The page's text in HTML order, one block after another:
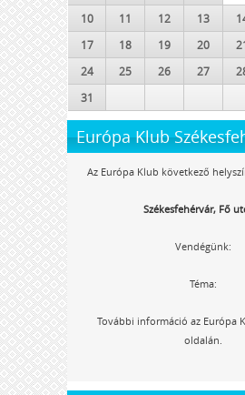
10
11 12 13
17
18 19 20
24
25 26 27
31
Európa Klub
Az Európa Klub következő
Székesfehérvár, Fő
Vendégünk:
Téma:
További információ az Európa
oldalán.